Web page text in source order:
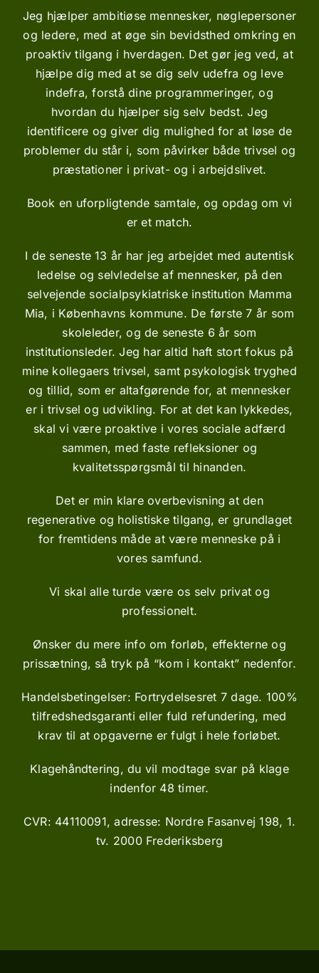
Jeg hjælper ambitiøse mennesker, nøglepersoner
og ledere, med at øge sin bevidsthed omkring en
proaktiv tilgang i hverdagen. Det gør jeg ved, at
hjælpe dig med at se dig selv udefra og leve
indefra, forstå dine programmeringer, og
hvordan du hjælper sig selv bedst. Jeg
identificere og giver dig mulighed for at løse de
problemer du står i, som påvirker både trivsel og
præstationer i privat- og i arbejdslivet.
Book en uforpligtende samtale, og opdag om vi
er et match.
I de seneste 13 år har jeg arbejdet med autentisk
ledelse og selvledelse af mennesker, på den
selvejende socialpsykiatriske institution Mamma
Mia, i Københavns kommune. De første 7 år som
skoleleder, og de seneste 6 år som
institutionsleder. Jeg har altid haft stort fokus på
mine kollegaers trivsel, samt psykologisk tryghed
og tillid, som er altafgørende for, at mennesker
er i trivsel og udvikling. For at det kan lykkedes,
skal vi være proaktive i vores sociale adfærd
sammen, med faste refleksioner og
kvalitetsspørgsmål til hinanden.
Det er min klare overbevisning at den
regenerative og holistiske tilgang, er grundlaget
for fremtidens måde at være menneske på i
vores samfund.
Vi skal alle turde være os selv privat og
professionelt.
Ønsker du mere info om forløb, effekterne og
prissætning, så tryk på “kom i kontakt” nedenfor.
Handelsbetingelser: Fortrydelsesret 7 dage. 100%
tilfredshedsgaranti eller fuld refundering, med
krav til at opgaverne er fulgt i hele forløbet.
Klagehåndtering, du vil modtage svar på klage
indenfor 48 timer.
CVR: 44110091, adresse: Nordre Fasanvej 198, 1.
tv. 2000 Frederiksberg